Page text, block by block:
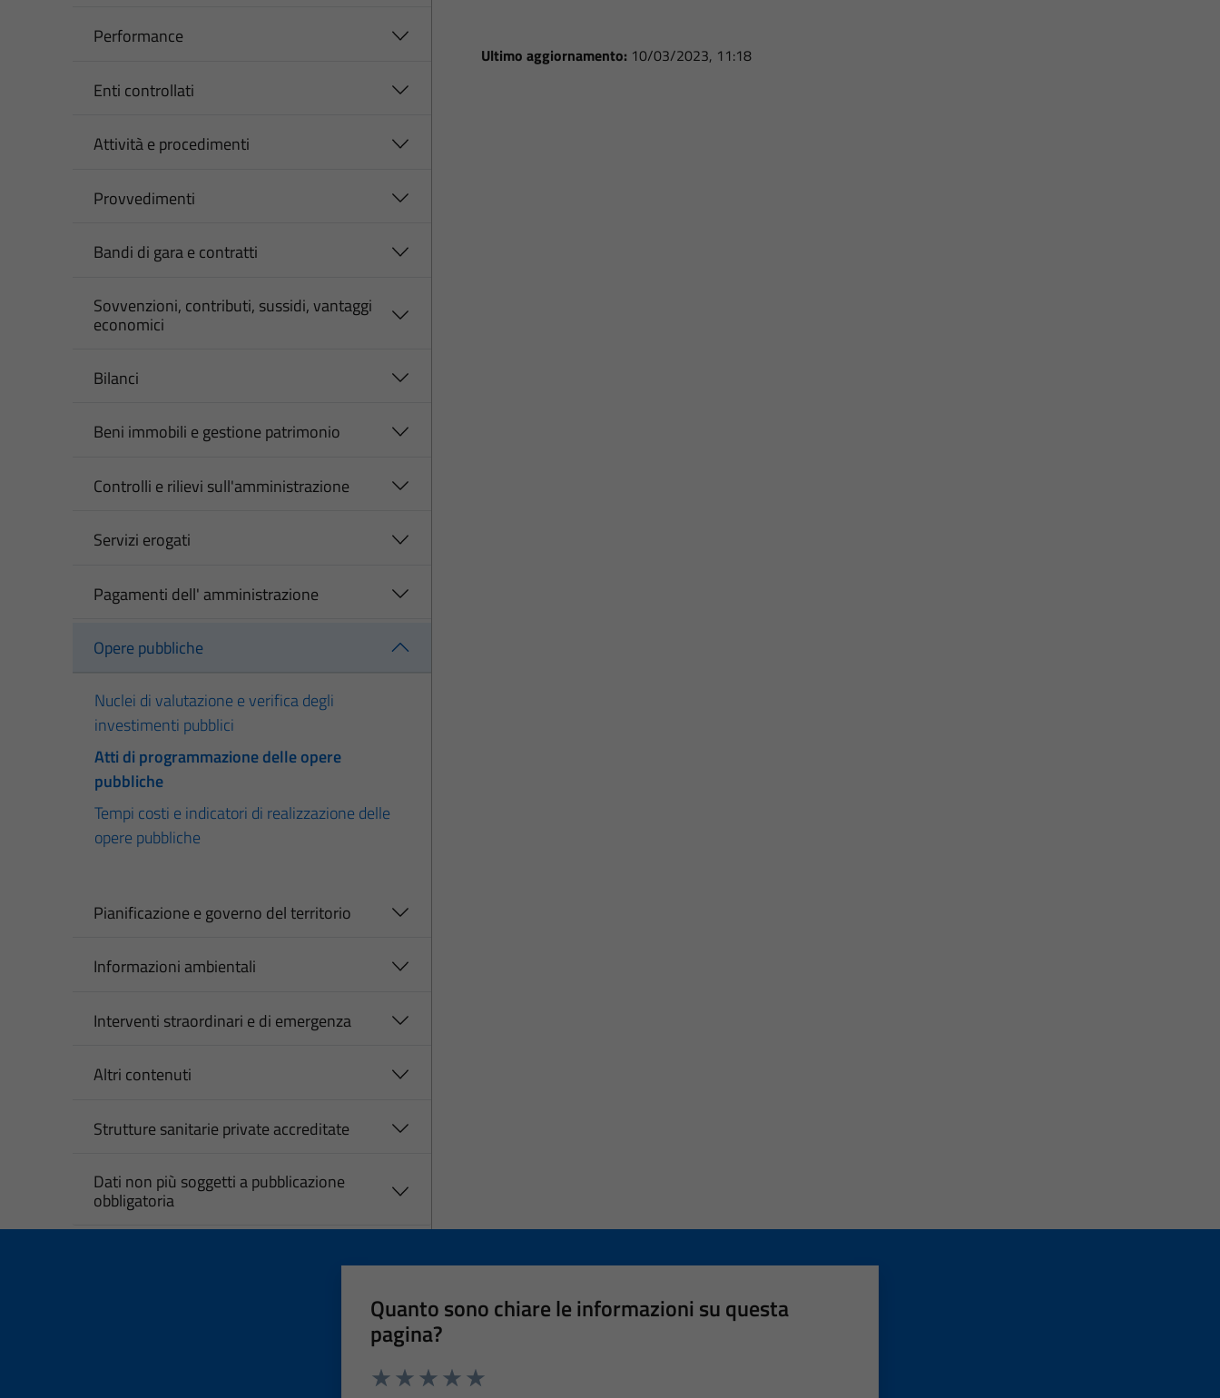
Performance
Enti controllati
Attività e procedimenti
Provvedimenti
Bandi di gara e contratti
Sovvenzioni, contributi, sussidi, vantaggi
economici
Bilanci
Beni immobili e gestione patrimonio
Controlli e rilievi sull'amministrazione
Servizi erogati
Pagamenti dell' amministrazione
Opere pubbliche
Nuclei di valutazione e verifica degli
investimenti pubblici
Atti di programmazione delle opere
pubbliche
Tempi costi e indicatori di realizzazione delle
opere pubbliche
Pianificazione e governo del territorio
Informazioni ambientali
Interventi straordinari e di emergenza
Altri contenuti
Strutture sanitarie private accreditate
Dati non più soggetti a pubblicazione
obbligatoria
Ultimo aggiornamento: 10/03/2023, 11:18
Quanto sono chiare le informazioni su questa
pagina?